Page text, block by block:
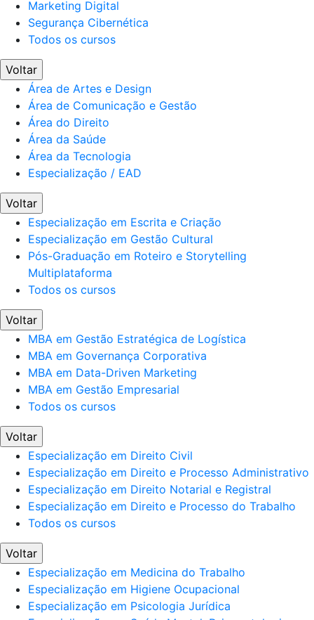
Marketing Digital
Segurança Cibernética
Todos os cursos
Voltar
Área de Artes e Design
Área de Comunicação e Gestão
Área do Direito
Área da Saúde
Área da Tecnologia
Especialização / EAD
Voltar
Especialização em Escrita e Criação
Especialização em Gestão Cultural
Pós-Graduação em Roteiro e Storytelling
Multiplataforma
Todos os cursos
Voltar
MBA em Gestão Estratégica de Logística
MBA em Governança Corporativa
MBA em Data-Driven Marketing
MBA em Gestão Empresarial
Todos os cursos
Voltar
Especialização em Direito Civil
Especialização em Direito e Processo Administrativo
Especialização em Direito Notarial e Registral
Especialização em Direito e Processo do Trabalho
Todos os cursos
Voltar
Especialização em Medicina do Trabalho
Especialização em Higiene Ocupacional
Especialização em Psicologia Jurídica